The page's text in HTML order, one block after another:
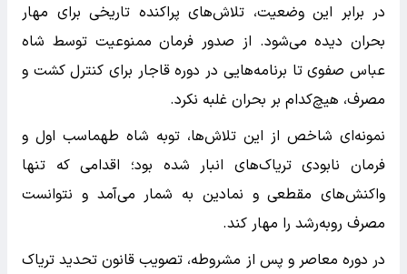
در برابر این وضعیت، تلاش‌های پراکنده‌ تاریخی برای مهار
بحران دیده می‌شود. از صدور فرمان ممنوعیت توسط شاه
عباس صفوی تا برنامه‌هایی در دوره قاجار برای کنترل کشت و
مصرف، هیچ‌کدام بر بحران غلبه نکرد.
نمونه‌ای شاخص از این تلاش‌ها، توبه شاه طهماسب اول و
فرمان نابودی تریاک‌های انبار شده بود؛ اقدامی که تنها
واکنش‌های مقطعی و نمادین به شمار می‌آمد و نتوانست
مصرف روبه‌رشد را مهار کند.
در دوره معاصر و پس از مشروطه، تصویب قانون تحدید تریاک